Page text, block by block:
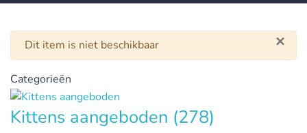
×
Waarschuwing
Dit item is niet beschikbaar
Categorieën
Kittens aangeboden (278)